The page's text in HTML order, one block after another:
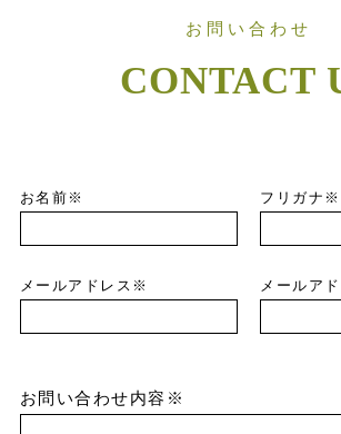
お問い合わせ
CONTACT
お名前※ フリガナ※
メールアドレス※ メールア
お問い合わせ内容※